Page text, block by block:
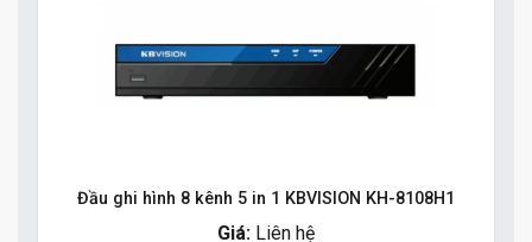
Đầu ghi hình 8 kênh 5 in 1 KBVISION KH-8108H1
Giá: Liên hệ